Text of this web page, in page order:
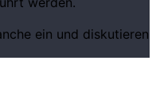
ein und diskutieren